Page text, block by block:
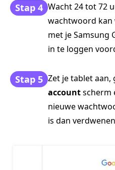
Stap 4 Wacht 24 tot 72
wachtwoord kan
met je Samsung
in te loggen
Stap 5 Zet je tablet aan,
accountscherm
nieuwe
is dan